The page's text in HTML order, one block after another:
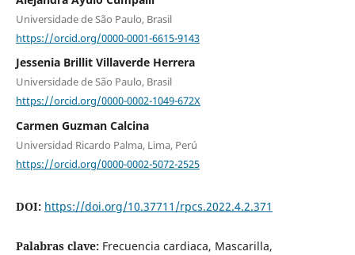
Universidade de São Paulo, Brasil
https://orcid.org/0000-0001-6615-9143
Jessenia Brillit Villaverde Herrera
Universidade de São Paulo, Brasil
https://orcid.org/0000-0002-1049-672X
Carmen Guzman Calcina
Universidad Ricardo Palma, Lima, Perú
https://orcid.org/0000-0002-5072-2525
DOI: https://doi.org/10.37711/rpcs.2022.4.2.371
Palabras clave: Frecuencia cardiaca, Mascarilla,